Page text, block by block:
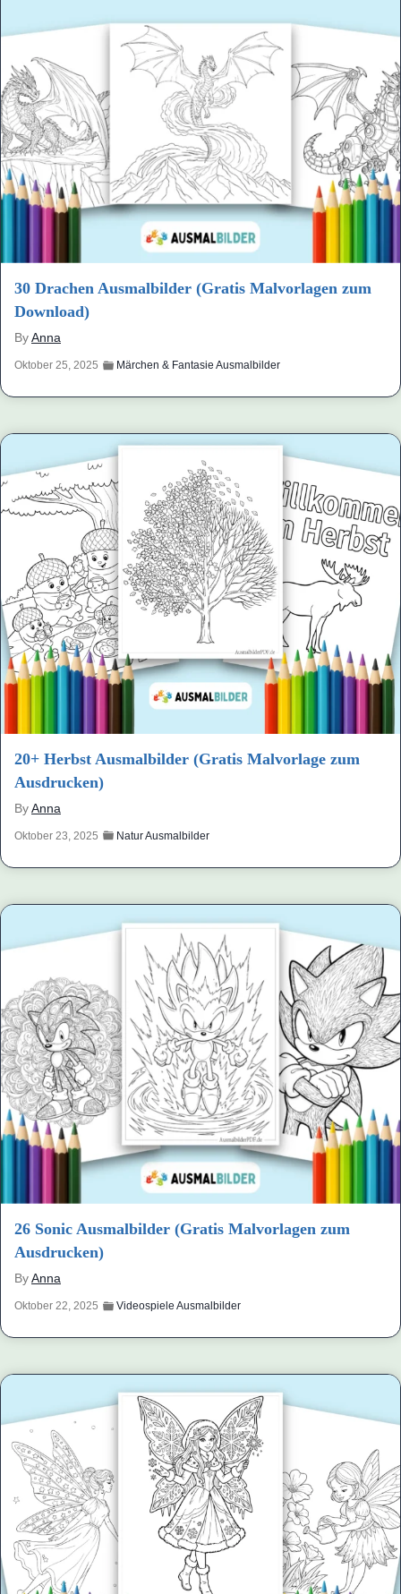
30 Drachen Ausmalbilder (Gratis Malvorlagen zum
Download)
ByAnna
Oktober 25, 2025 Märchen & Fantasie Ausmalbilder
20+ Herbst Ausmalbilder (Gratis Malvorlage zum
Ausdrucken)
ByAnna
Oktober 23, 2025 Natur Ausmalbilder
26 Sonic Ausmalbilder (Gratis Malvorlagen zum
Ausdrucken)
ByAnna
Oktober 22, 2025 Videospiele Ausmalbilder